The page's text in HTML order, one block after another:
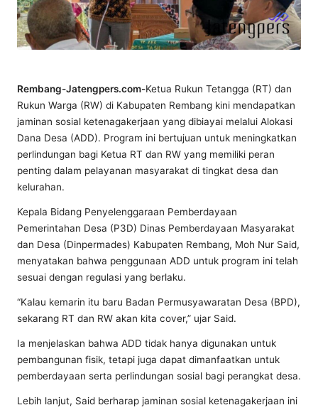
Rembang-Jatengpers.com-Ketua Rukun Tetangga (RT) dan
Rukun Warga (RW) di Kabupaten Rembang kini mendapatkan
jaminan sosial ketenagakerjaan yang dibiayai melalui Alokasi
Dana Desa (ADD). Program ini bertujuan untuk meningkatkan
perlindungan bagi Ketua RT dan RW yang memiliki peran
penting dalam pelayanan masyarakat di tingkat desa dan
kelurahan.
Kepala Bidang Penyelenggaraan Pemberdayaan
Pemerintahan Desa (P3D) Dinas Pemberdayaan Masyarakat
dan Desa (Dinpermades) Kabupaten Rembang, Moh Nur Said,
menyatakan bahwa penggunaan ADD untuk program ini telah
sesuai dengan regulasi yang berlaku.
“Kalau kemarin itu baru Badan Permusyawaratan Desa (BPD),
sekarang RT dan RW akan kita cover,” ujar Said.
Ia menjelaskan bahwa ADD tidak hanya digunakan untuk
pembangunan fisik, tetapi juga dapat dimanfaatkan untuk
pemberdayaan serta perlindungan sosial bagi perangkat desa.
Lebih lanjut, Said berharap jaminan sosial ketenagakerjaan ini